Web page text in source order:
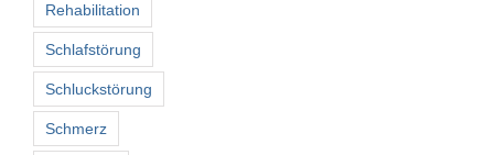
Rehabilitation
Schlafstörung
Schluckstörung
Schmerz